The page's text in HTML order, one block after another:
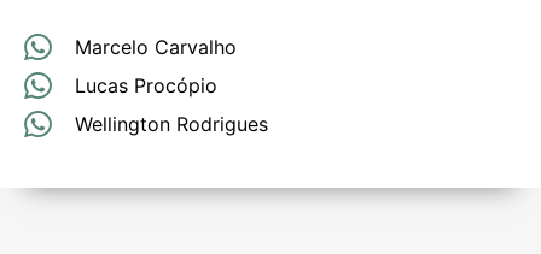
Marcelo Carvalho
Lucas Procópio
Wellington Rodrigues